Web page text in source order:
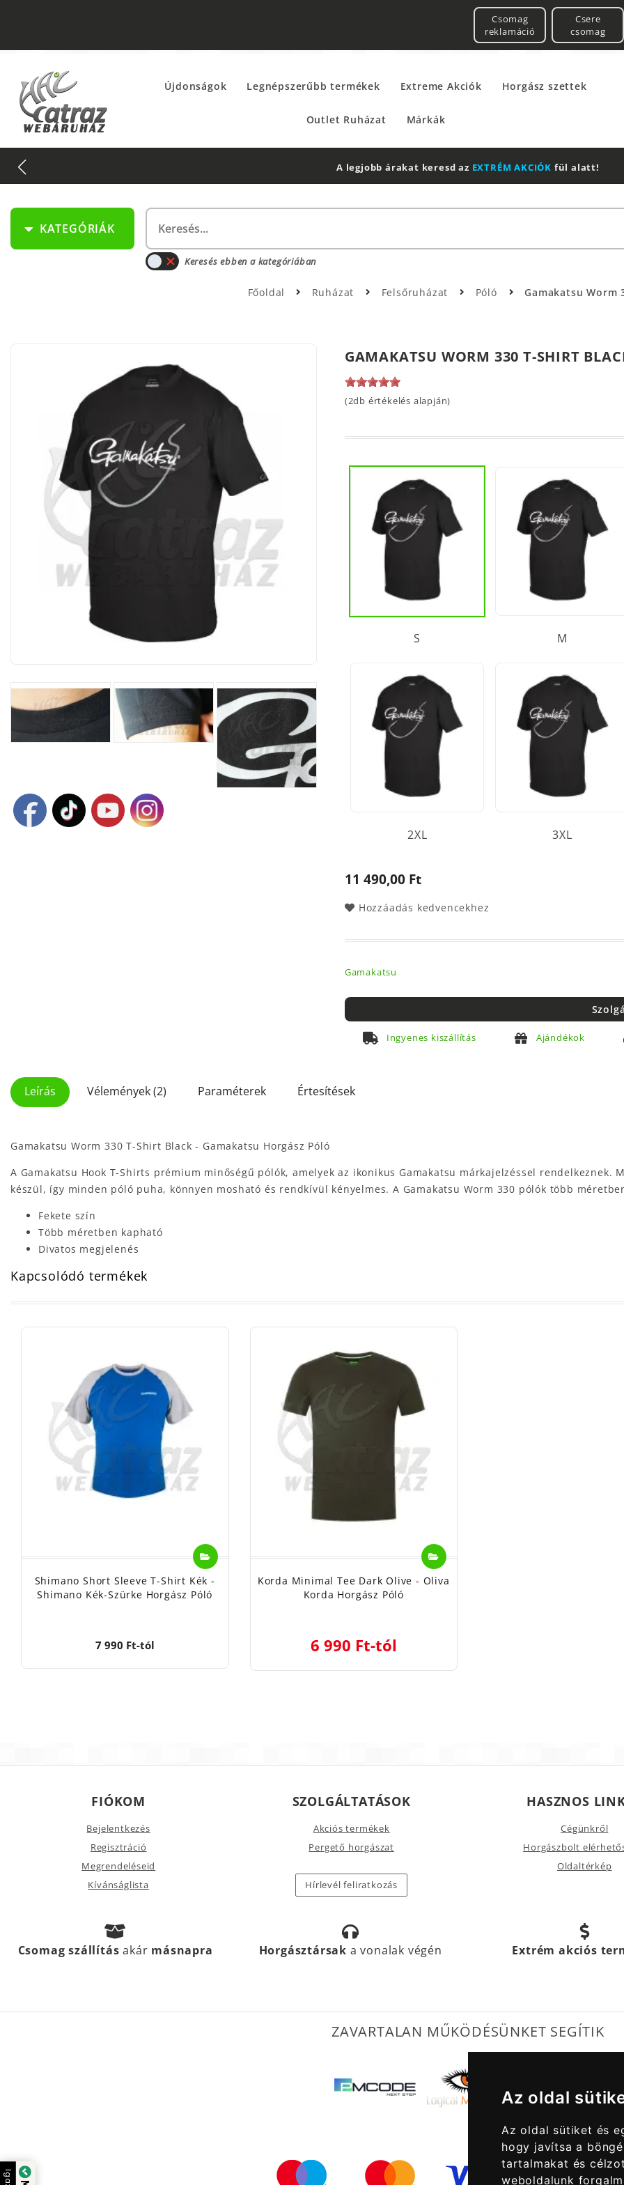
Az oldal
Az oldal sütiket és
hogy javítsa a
tartalmakat és
weboldalunk
Csomag
reklamáció
Csere
csomag
Újdonságok Legnépszerűbb termékek Extreme Akciók Horgász szettek
Outlet Ruházat Márkák
A legjobb árakat keresd az EXTRÉM AKCIÓK fül alatt!
KATEGÓRIÁK
Keresés ebben a kategóriában
Főoldal Ruházat Felsőruházat Póló Gamakatsu Worm
GAMAKATSU WORM 330 T-SHIRT
(2db értékelés alapján)
S M
2XL 3XL
11 490,00 Ft
Hozzáadás kedvencekhez
Gamakatsu
Ingyenes kiszállítás Ajándékok
Leírás Vélemények (2) Paraméterek Értesítések
Gamakatsu Worm 330 T-Shirt Black - Gamakatsu Horgász Póló
A Gamakatsu Hook T-Shirts prémium minőségű pólók, amelyek az ikonikus Gamakatsu márkajelzéssel rendelkeznek.
készül, így minden póló puha, könnyen mosható és rendkívül kényelmes. A Gamakatsu Worm 330 pólók több
Fekete szín
Több méretben kapható
Divatos megjelenés
Kapcsolódó termékek
Shimano Short Sleeve T-Shirt Kék -
Shimano Kék-Szürke Horgász Póló
7 990 Ft-tól
Korda Minimal Tee Dark Olive - Oliva
Korda Horgász Póló
6 990 Ft-tól
FIÓKOM
Bejelentkezés
Regisztráció
Megrendeléseid
Kívánságlista
SZOLGÁLTATÁSOK
Akciós termékek
Pergető horgászat
Hírlevél feliratkozás
HASZNOS
Cégünkről
Horgászbolt
Oldaltérkép
Csomag szállításakár másnapra Horgásztársak a vonalak végén Extrém akciós
ZAVARTALAN MŰKÖDÉSÜNKET SEGÍTIK